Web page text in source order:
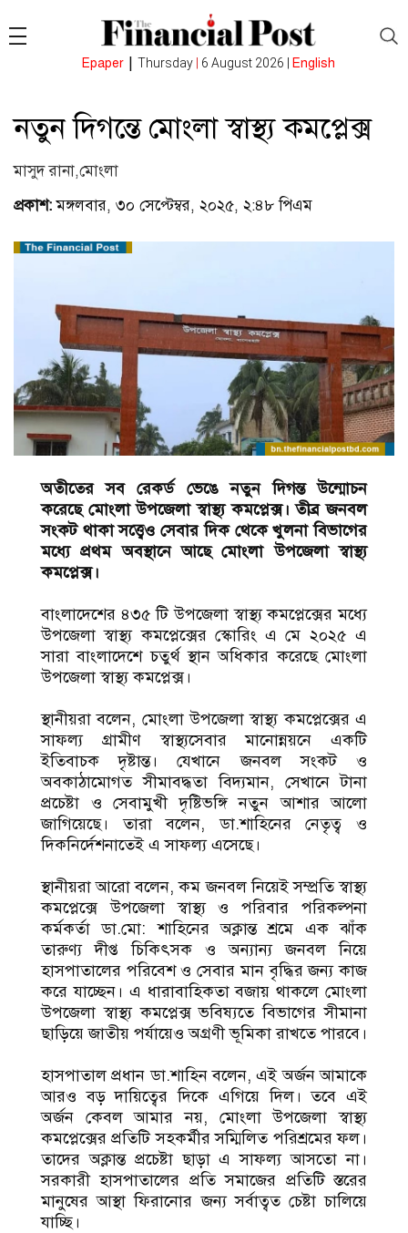
Epaper| Thursday 6 August 2026 | English
নতুন দিগন্তে মোংলা স্বাস্থ্য কমপ্লেক্স
মাসুদ রানা,মোংলা
প্রকাশ:মঙ্গলবার, ৩০ সেপ্টেম্বর, ২০২৫, ২:৪৮ পিএম
অতীতের সব রেকর্ড ভেঙে নতুন দিগন্ত উন্মোচন
করেছে মোংলা উপজেলা স্বাস্থ্য কমপ্লেক্স। তীব্র জনবল
সংকট থাকা সত্ত্বেও সেবার দিক থেকে খুলনা বিভাগের
মধ্যে প্রথম অবস্থানে আছে মোংলা উপজেলা স্বাস্থ্য
কমপ্লেক্স।
বাংলাদেশের ৪৩৫ টি উপজেলা স্বাস্থ্য কমপ্লেক্সের মধ্যে
উপজেলা স্বাস্থ্য কমপ্লেক্সের স্কোরিং এ মে ২০২৫ এ
সারা বাংলাদেশে চতুর্থ স্থান অধিকার করেছে মোংলা
উপজেলা স্বাস্থ্য কমপ্লেক্স।
স্থানীয়রা বলেন, মোংলা উপজেলা স্বাস্থ্য কমপ্লেক্সের এ
সাফল্য গ্রামীণ স্বাস্থ্যসেবার মানোন্নয়নে একটি
ইতিবাচক দৃষ্টান্ত। যেখানে জনবল সংকট ও
অবকাঠামোগত সীমাবদ্ধতা বিদ্যমান, সেখানে টানা
প্রচেষ্টা ও সেবামুখী দৃষ্টিভঙ্গি নতুন আশার আলো
জাগিয়েছে। তারা বলেন, ডা.শাহিনের নেতৃত্ব ও
দিকনির্দেশনাতেই এ সাফল্য এসেছে।
স্থানীয়রা আরো বলেন, কম জনবল নিয়েই সম্প্রতি স্বাস্থ্য
কমপ্লেক্সে উপজেলা স্বাস্থ্য ও পরিবার পরিকল্পনা
কর্মকর্তা ডা.মো: শাহিনের অক্লান্ত শ্রমে এক ঝাঁক
তারুণ্য দীপ্ত চিকিৎসক ও অন্যান্য জনবল নিয়ে
হাসপাতালের পরিবেশ ও সেবার মান বৃদ্ধির জন্য কাজ
করে যাচ্ছেন। এ ধারাবাহিকতা বজায় থাকলে মোংলা
উপজেলা স্বাস্থ্য কমপ্লেক্স ভবিষ্যতে বিভাগের সীমানা
ছাড়িয়ে জাতীয় পর্যায়েও অগ্রণী ভূমিকা রাখতে পারবে।
হাসপাতাল প্রধান ডা.শাহিন বলেন, এই অর্জন আমাকে
আরও বড় দায়িত্বের দিকে এগিয়ে দিল। তবে এই
অর্জন কেবল আমার নয়, মোংলা উপজেলা স্বাস্থ্য
কমপ্লেক্সের প্রতিটি সহকর্মীর সম্মিলিত পরিশ্রমের ফল।
তাদের অক্লান্ত প্রচেষ্টা ছাড়া এ সাফল্য আসতো না।
সরকারী হাসপাতালের প্রতি সমাজের প্রতিটি স্তরের
মানুষের আস্থা ফিরানোর জন্য সর্বাত্বত চেষ্টা চালিয়ে
যাচ্ছি।